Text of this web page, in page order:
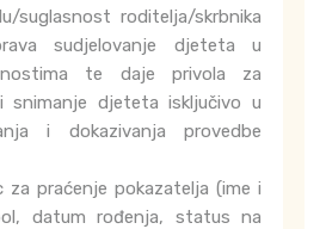
suglasnost roditelja/skrbnika
sudjelovanje djeteta u
te daje privola za
snimanje djeteta isključivo u
i dokazivanja provedbe
za praćenje pokazatelja (ime i
datum rođenja, status na